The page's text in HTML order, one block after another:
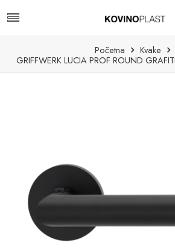
Početna
Kvake
GRIFFWERK LUCIA PROF ROUND